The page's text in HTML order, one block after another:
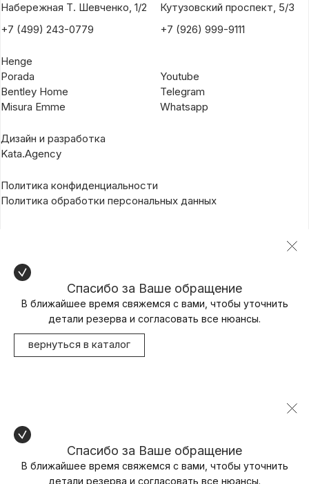
Набережная Т. Шевченко, 1/2
+7 (499) 243-0779
Кутузовский проспект, 5/3
+7 (926) 999-9111
Henge
Porada
Bentley Home
Misura Emme
Youtube
Telegram
Whatsapp
Дизайн и разработка
Kata.Agency
Политика конфиденциальности
Политика обработки персональных данных
Спасибо за Ваше обращение
В ближайшее время свяжемся с вами, чтобы уточнить
детали резерва и согласовать все нюансы.
вернуться в каталог
Спасибо за Ваше обращение
В ближайшее время свяжемся с вами, чтобы уточнить
детали резерва и согласовать все нюансы.